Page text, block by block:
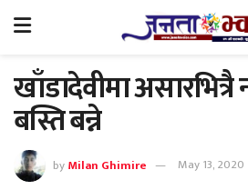
खाँडादेवीमा
बस्ति बन्ने
byMilan Ghimire May 13, 2020